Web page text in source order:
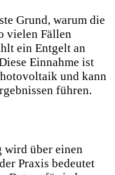
Grund, warum die
vielen Fällen
ein Entgelt an
Einnahme ist
und kann
führen.
wird über einen
Praxis bedeutet